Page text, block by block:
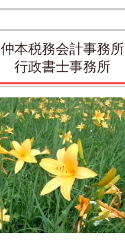
仲本税務会計事務所
行政書士事務所